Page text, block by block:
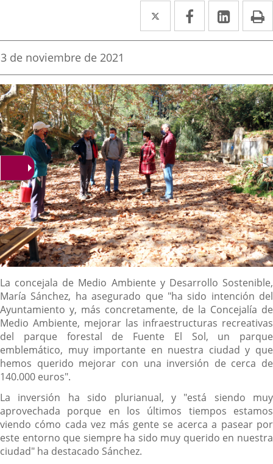
Twitter
Enlace
a
aplicación
externa.
Facebook
Enlace
a
aplicación
externa.
Enlace
a
Fecha
la
noticia
3 de noviembre de 2021
Descripción
La concejala de Medio Ambiente y Desarrollo Sostenible,
María Sánchez, ha asegurado que "ha sido intención del
Ayuntamiento y, más concretamente, de la Concejalía de
Medio Ambiente, mejorar las infraestructuras recreativas
del parque forestal de Fuente El Sol, un parque
emblemático, muy importante en nuestra ciudad y que
hemos querido mejorar con una inversión de cerca de
140.000 euros".
La inversión ha sido plurianual, y "está siendo muy
aprovechada porque en los últimos tiempos estamos
viendo cómo cada vez más gente se acerca a pasear por
este entorno que siempre ha sido muy querido en nuestra
ciudad" ha destacado Sánchez.